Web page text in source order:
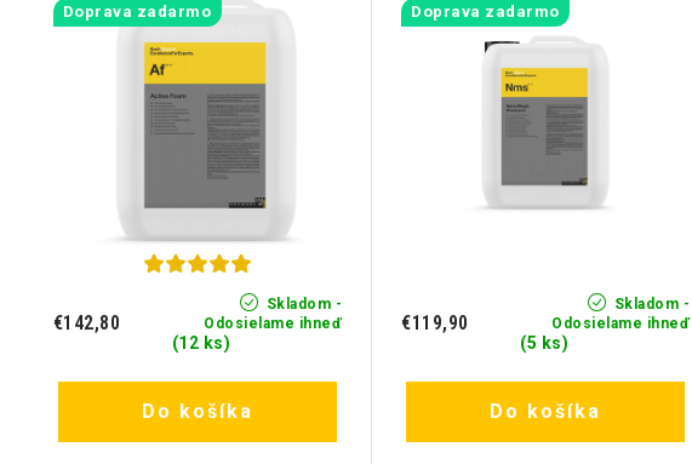
Doprava zadarmo
Skladom -
Odosielame ihneď
(12 ks)
€142,80
Do košíka
Doprava zadarmo
Skladom -
Odosielame ihneď
(5 ks)
€119,90
Do košíka